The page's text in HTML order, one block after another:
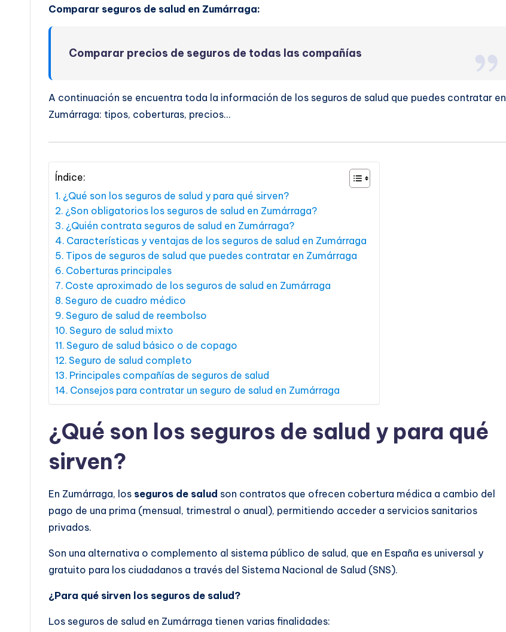
Comparar seguros de salud en Zumárraga:
Comparar precios de seguros de todas las compañías
A continuación se encuentra toda la información de los seguros de salud que puedes contratar en
Zumárraga: tipos, coberturas, precios…
Índice:
¿Qué son los seguros de salud y para qué sirven?
¿Son obligatorios los seguros de salud en Zumárraga?
¿Quién contrata seguros de salud en Zumárraga?
Características y ventajas de los seguros de salud en Zumárraga
Tipos de seguros de salud que puedes contratar en Zumárraga
Coberturas principales
Coste aproximado de los seguros de salud en Zumárraga
Seguro de cuadro médico
Seguro de salud de reembolso
Seguro de salud mixto
Seguro de salud básico o de copago
Seguro de salud completo
Principales compañías de seguros de salud
Consejos para contratar un seguro de salud en Zumárraga
¿Qué son los seguros de salud y para qué
sirven?
En Zumárraga, los seguros de salud son contratos que ofrecen cobertura médica a cambio del
pago de una prima (mensual, trimestral o anual), permitiendo acceder a servicios sanitarios
privados.
Son una alternativa o complemento al sistema público de salud, que en España es universal y
gratuito para los ciudadanos a través del Sistema Nacional de Salud (SNS).
¿Para qué sirven los seguros de salud?
Los seguros de salud en Zumárraga tienen varias finalidades: